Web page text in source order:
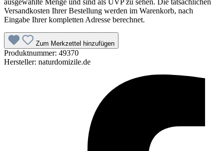
Versandkosten Ihrer Bestellung werden im Warenkorb, nach
Eingabe Ihrer kompletten Adresse berechnet.
Zum Merkzettel hinzufügen
Produktnummer: 49370
Hersteller: naturdomizile.de